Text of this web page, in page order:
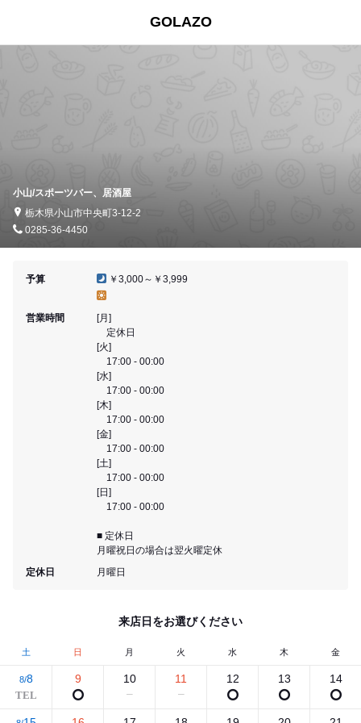
GOLAZO
小山/スポーツバー、居酒屋
栃木県小山市中央町3-12-2
0285-36-4450
予算 ￥3,000～￥3,999
営業時間
[月]
定休日
[火]
17:00 - 00:00
[水]
17:00 - 00:00
[木]
17:00 - 00:00
[金]
17:00 - 00:00
[土]
17:00 - 00:00
[日]
17:00 - 00:00
■ 定休日
月曜祝日の場合は翌火曜定休
定休日
月曜日
来店日をお選びください
土 日 月 火 水 木 金
8/8 9 10 11 12 13 14